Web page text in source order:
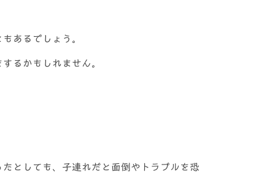
あるでしょう。
るかもしれません。
としても、子連れだと面倒やトラブルを恐